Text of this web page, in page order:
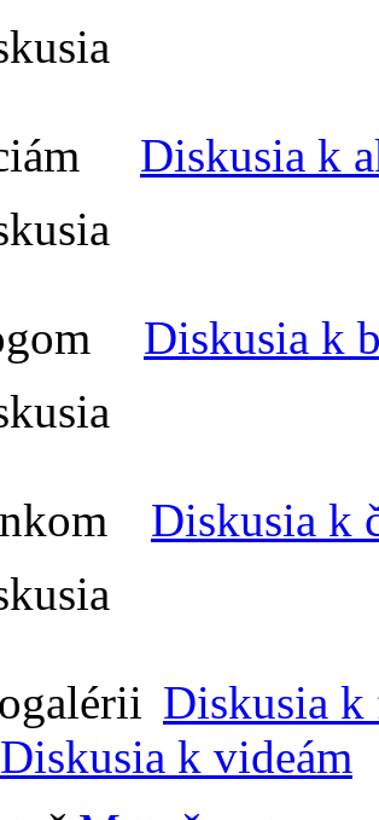
Diskusia k
Diskusia k
Diskusia k
Diskusia
Diskusia k videám